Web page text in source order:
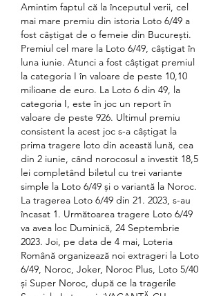
Amintim faptul că la începutul verii, cel
mai mare premiu din istoria Loto 6/49 a
fost câștigat de o femeie din București.
Premiul cel mare la Loto 6/49, câștigat în
luna iunie. Atunci a fost câștigat premiul
la categoria I în valoare de peste 10,10
milioane de euro. La Loto 6 din 49, la
categoria I, este în joc un report în
valoare de peste 926. Ultimul premiu
consistent la acest joc s-a câștigat la
prima tragere loto din această lună, cea
din 2 iunie, când norocosul a investit 18,5
lei completând biletul cu trei variante
simple la Loto 6/49 și o variantă la Noroc.
La tragerea Loto 6/49 din 21. 2023, s-au
încasat 1. Următoarea tragere Loto 6/49
va avea loc Duminică, 24 Septembrie
2023. Joi, pe data de 4 mai, Loteria
Română organizează noi extrageri la Loto
6/49, Noroc, Joker, Noroc Plus, Loto 5/40
și Super Noroc, după ce la tragerile